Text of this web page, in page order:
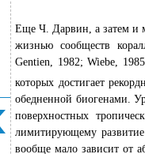
Еще Ч. Дарвин, а затем и
жизнью сообществ
Gentien, 1982; Wiebe,
которых достигает
обедненной биогенами.
поверхностных
лимитирующему
вообще мало зависит от